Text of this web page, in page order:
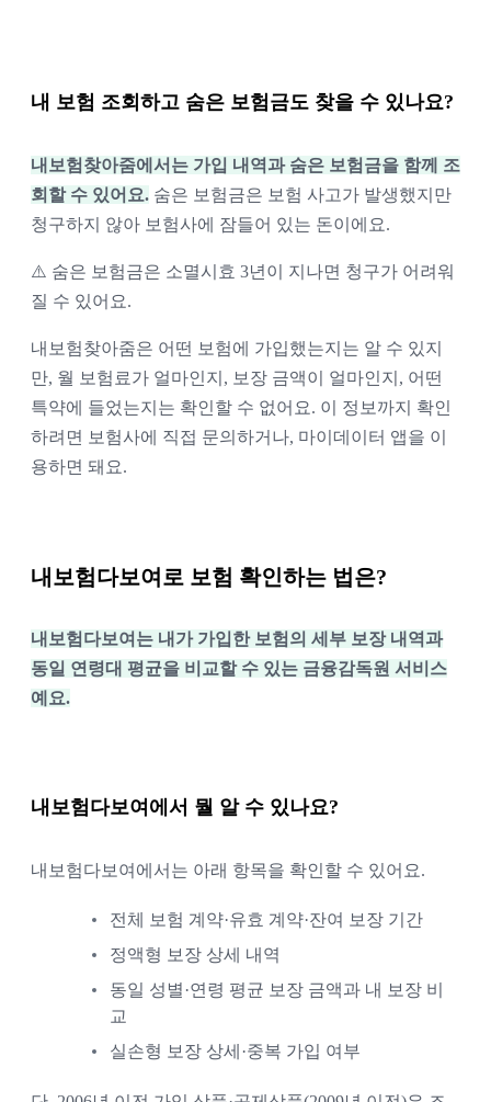
내 보험 조회하고 숨은 보험금도 찾을 수 있나요?
내보험찾아줌에서는 가입 내역과 숨은 보험금을 함께 조
회할 수 있어요. 숨은 보험금은 보험 사고가 발생했지만
청구하지 않아 보험사에 잠들어 있는 돈이에요.
⚠️ 숨은 보험금은 소멸시효 3년이 지나면 청구가 어려워
질 수 있어요.
내보험찾아줌은 어떤 보험에 가입했는지는 알 수 있지
만, 월 보험료가 얼마인지, 보장 금액이 얼마인지, 어떤
특약에 들었는지는 확인할 수 없어요. 이 정보까지 확인
하려면 보험사에 직접 문의하거나, 마이데이터 앱을 이
용하면 돼요.
내보험다보여로 보험 확인하는 법은?
내보험다보여는 내가 가입한 보험의 세부 보장 내역과
동일 연령대 평균을 비교할 수 있는 금융감독원 서비스
예요.
내보험다보여에서 뭘 알 수 있나요?
내보험다보여에서는 아래 항목을 확인할 수 있어요.
전체 보험 계약·유효 계약·잔여 보장 기간
정액형 보장 상세 내역
동일 성별·연령 평균 보장 금액과 내 보장 비
교
실손형 보장 상세·중복 가입 여부